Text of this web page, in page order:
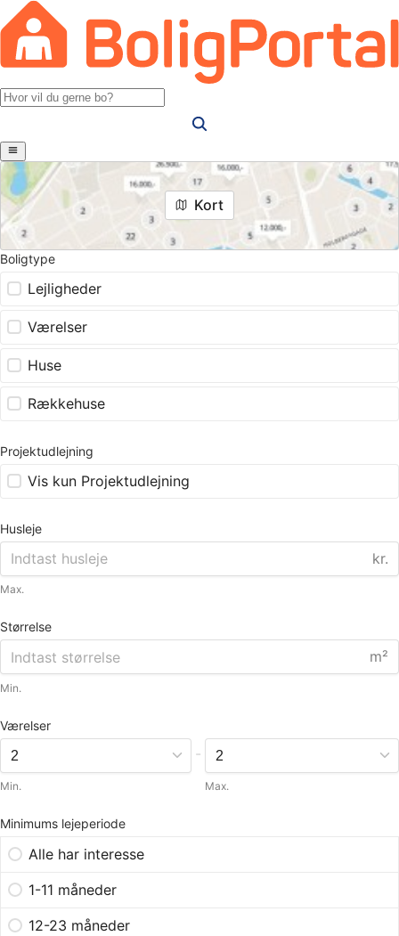
Kort
Boligtype
Lejligheder
Værelser
Huse
Rækkehuse
Projektudlejning
Vis kun Projektudlejning
Husleje
kr.
Max.
Størrelse
m²
Min.
Værelser
Min.
-
Max.
Minimums lejeperiode
Alle har interesse
1-11 måneder
12-23 måneder